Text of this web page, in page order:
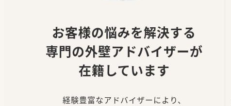
お客様の悩みを解決する
専門の外壁アドバイザーが
在籍しています
経験豊富なアドバイザーにより、